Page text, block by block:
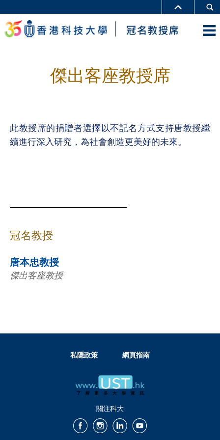
傑出客座教授席
此教授席的捐贈者選擇以不記名方式支持唐教授繼
續進行深入研究，為社會創造更美好的未來。
冠名教授
唐本忠教授
傑出客座教授
私隱政策 網頁指南
關注科大